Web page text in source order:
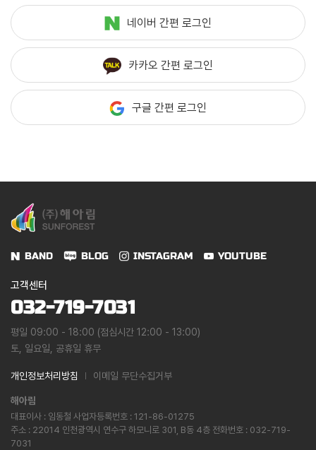
네이버 간편 로그인
카카오 간편 로그인
구글 간편 로그인
BAND BLOG INSTAGRAM YOUTUBE
고객센터
032-719-7031
평일 09:00 - 18:00 (점심시간 12:00 - 13:00)
토, 일요일, 공휴일 휴무
개인정보처리방침 이메일 무단수집거부
해아림
대표이사 : 임동철 사업자등록번호 : 121-86-01275
주소 : 22014 인천광역시 연수구 하모니로 301, B동 4층 전화번호 : 032-719-
7031